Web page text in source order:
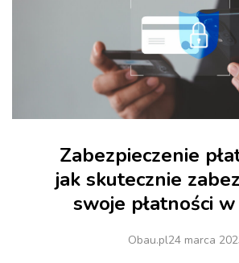
Zabezpieczenie
jak skutecznie
swoje płatności w
Obau.pl24 marca